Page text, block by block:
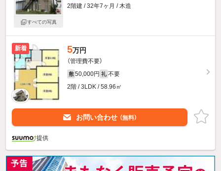
すべての写真
2階建 / 32年7ヶ月 / 木造
新着 5万円
（管理費不要）
敷 50,000円 礼 不要
2階 / 3LDK / 58.96㎡
お問い合わせ （無料）
提供